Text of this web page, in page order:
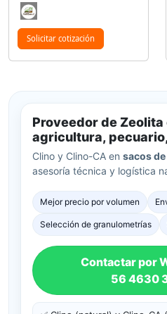
Solicitar cotización
Proveedor de
agricultura,
Clino y Clino-CA en sacos
asesoría técnica y logística
Mejor precio por volumen
Selección de granulometrías
Contactar por
56 4630